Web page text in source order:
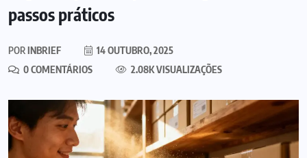
passos práticos
PORINBRIEF
14 OUTUBRO, 2025
0 COMENTÁRIOS
2.08K VISUALIZAÇÕES